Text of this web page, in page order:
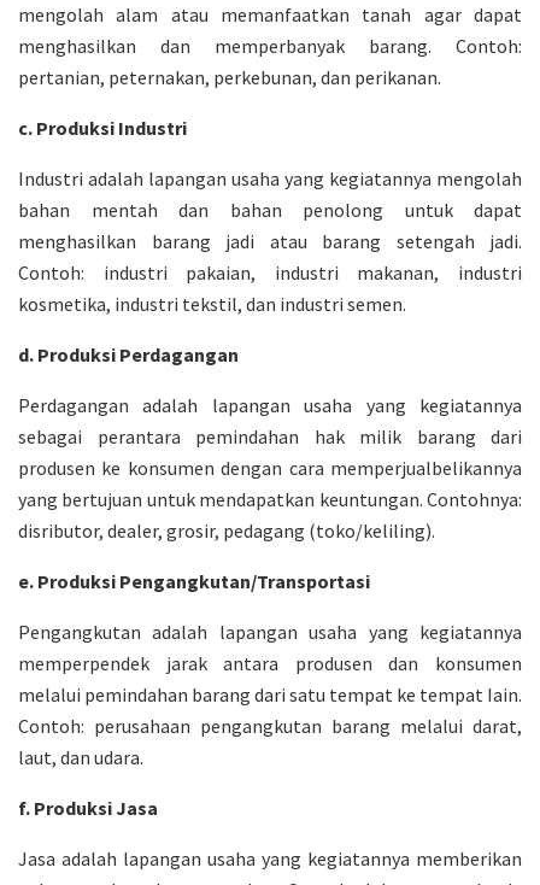
mengolah alam atau memanfaatkan tanah agar dapat
menghasilkan dan memperbanyak barang. Contoh:
pertanian, peternakan, perkebunan, dan perikanan.
c. Produksi Industri
Industri adalah lapangan usaha yang kegiatannya mengolah
bahan mentah dan bahan penolong untuk dapat
menghasilkan barang jadi atau barang setengah jadi.
Contoh: industri pakaian, industri makanan, industri
kosmetika, industri tekstil, dan industri semen.
d. Produksi Perdagangan
Perdagangan adalah lapangan usaha yang kegiatannya
sebagai perantara pemindahan hak milik barang dari
produsen ke konsumen dengan cara memperjualbelikannya
yang bertujuan untuk mendapatkan keuntungan. Contohnya:
disributor, dealer, grosir, pedagang (toko/keliling).
e. Produksi Pengangkutan/Transportasi
Pengangkutan adalah lapangan usaha yang kegiatannya
memperpendek jarak antara produsen dan konsumen
melalui pemindahan barang dari satu tempat ke tempat Iain.
Contoh: perusahaan pengangkutan barang melalui darat,
laut, dan udara.
f. Produksi Jasa
Jasa adalah lapangan usaha yang kegiatannya memberikan